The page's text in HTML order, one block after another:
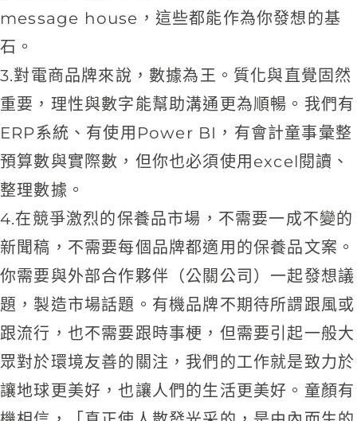
message house，這些都能作為你發想的基
石。
3.對電商品牌來說，數據為王。質化與直覺固然
重要，理性與數字能幫助溝通更為順暢。我們有
ERP系統、有使用Power BI，有會計童事彙整
預算數與實際數，但你也必須使用excel閱讀、
整理數據。
4.在競爭激烈的保養品市場，不需要一成不變的
新聞稿，不需要每個品牌都適用的保養品文案。
你需要與外部合作夥伴（公關公司）一起發想議
題，製造市場話題。有機品牌不期待所謂跟風或
跟流行，也不需要跟時事梗，但需要引起一般大
眾對於環境友善的關注，我們的工作就是致力於
讓地球更美好，也讓人們的生活更美好。童顏有